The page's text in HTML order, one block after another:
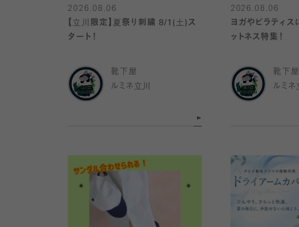
2026.08.06
【立川限定】夏祭り刺繍 8/1(土)ス
タート！
靴下屋
ルミネ立川
2026.08.06
ヨガやピラティス
ットネス特集！
靴下屋
ルミネ